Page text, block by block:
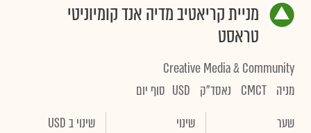
מניית קריאטיב מדיה אנד קומיוניטי
טראסט
Creative Media & Community
מניה CMCT נאסד"ק USD סוף יום
שער
שינוי שינוי ב USD